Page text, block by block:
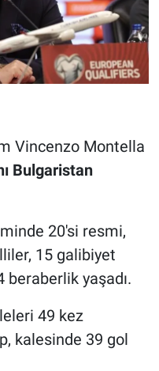
Vincenzo Montella
Bulgaristan
20'si resmi,
15 galibiyet
yaşadı.
49 kez
kalesinde 39 gol